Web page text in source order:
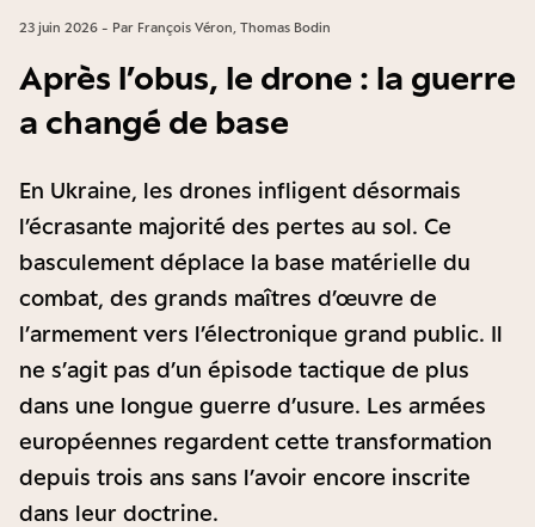
23 juin 2026 - Par François Véron, Thomas Bodin
Après l’obus, le drone : la guerre
a changé de base
En Ukraine, les drones infligent désormais
l’écrasante majorité des pertes au sol. Ce
basculement déplace la base matérielle du
combat, des grands maîtres d’œuvre de
l’armement vers l’électronique grand public. Il
ne s’agit pas d’un épisode tactique de plus
dans une longue guerre d’usure. Les armées
européennes regardent cette transformation
depuis trois ans sans l’avoir encore inscrite
dans leur doctrine.